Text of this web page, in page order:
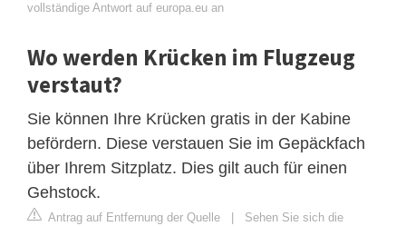
vollständige Antwort auf europa.eu an
Wo werden Krücken im Flugzeug
verstaut?
Sie können Ihre Krücken gratis in der Kabine
befördern. Diese verstauen Sie im Gepäckfach
über Ihrem Sitzplatz. Dies gilt auch für einen
Gehstock.
Antrag auf Entfernung der Quelle
Sehen Sie sich die